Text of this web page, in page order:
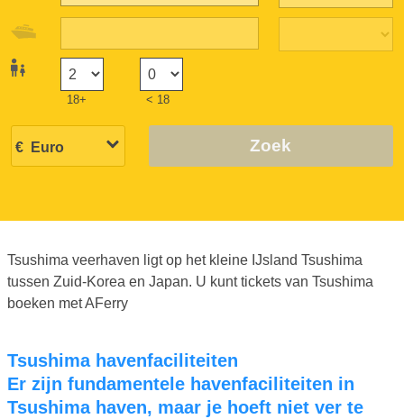
18+ < 18
Zoek
Tsushima veerhaven ligt op het kleine IJsland Tsushima
tussen Zuid-Korea en Japan. U kunt tickets van Tsushima
boeken met AFerry
Tsushima havenfaciliteiten
Er zijn fundamentele havenfaciliteiten in
Tsushima haven, maar je hoeft niet ver te